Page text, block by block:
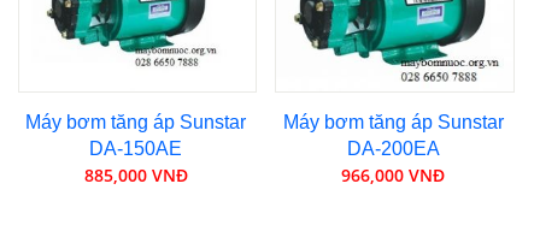
Máy bơm tăng áp Sunstar
DA-150AE
885,000 VNĐ
Máy bơm tăng áp Sunstar
DA-200EA
966,000 VNĐ